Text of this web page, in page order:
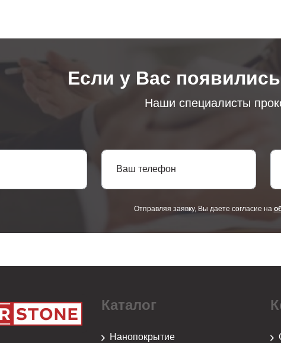
Если у Вас
Наши специалисты
Ваш телефон
Отправляя заявку, Вы даете согласие на
Каталог
Нанопокрытие